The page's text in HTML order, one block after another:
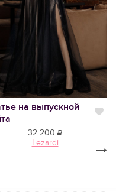
на выпускной
32 200
Lezardi
→